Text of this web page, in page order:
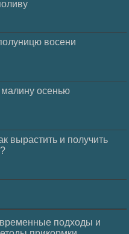
восени
осенью
вырастить и получить
подходы и